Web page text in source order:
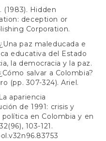
(1983). Hidden
deception or
Corporation.
paz maleducada e
educativa del Estado
la democracia y la paz.
salvar a Colombia?
(pp. 307-324). Ariel.
apariencia
de 1991: crisis y
en Colombia y en
103-121.